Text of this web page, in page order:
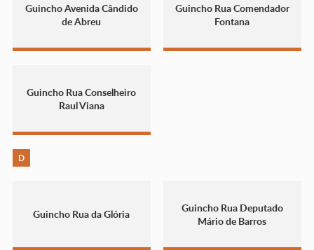
Guincho Avenida Cândido
de Abreu
Guincho Rua Comendador
Fontana
Guincho Rua Conselheiro
Raul Viana
D
Guincho Rua da Glória
Guincho Rua Deputado
Mário de Barros